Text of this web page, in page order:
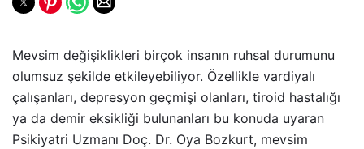
Mevsim değişiklikleri birçok insanın ruhsal durumunu
olumsuz şekilde etkileyebiliyor. Özellikle vardiyalı
çalışanları, depresyon geçmişi olanları, tiroid hastalığı
ya da demir eksikliği bulunanları bu konuda uyaran
Psikiyatri Uzmanı Doç. Dr. Oya Bozkurt, mevsim